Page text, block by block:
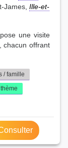
James, Ille-et-
une visite
chacun offrant
/ famille